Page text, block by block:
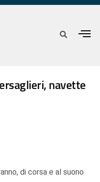
navette
di corsa e al suono